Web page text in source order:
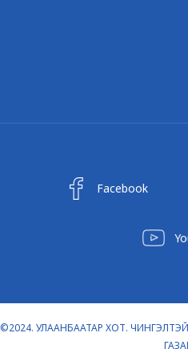
Facebook
©2024. УЛААНБААТАР ХОТ.